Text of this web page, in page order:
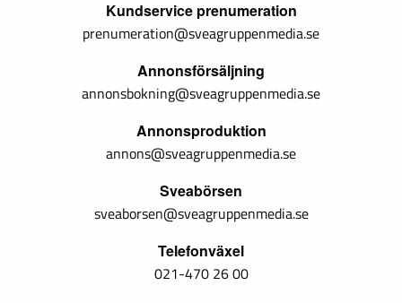
Kundservice prenumeration
prenumeration@sveagruppenmedia.se
Annonsförsäljning
annonsbokning@sveagruppenmedia.se
Annonsproduktion
annons@sveagruppenmedia.se
Sveabörsen
sveaborsen@sveagruppenmedia.se
Telefonväxel
021-470 26 00